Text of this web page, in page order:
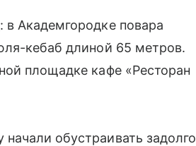
Академгородке повара
кебаб длиной 65 метров.
площадке кафе «Ресторан
обустраивать задолго